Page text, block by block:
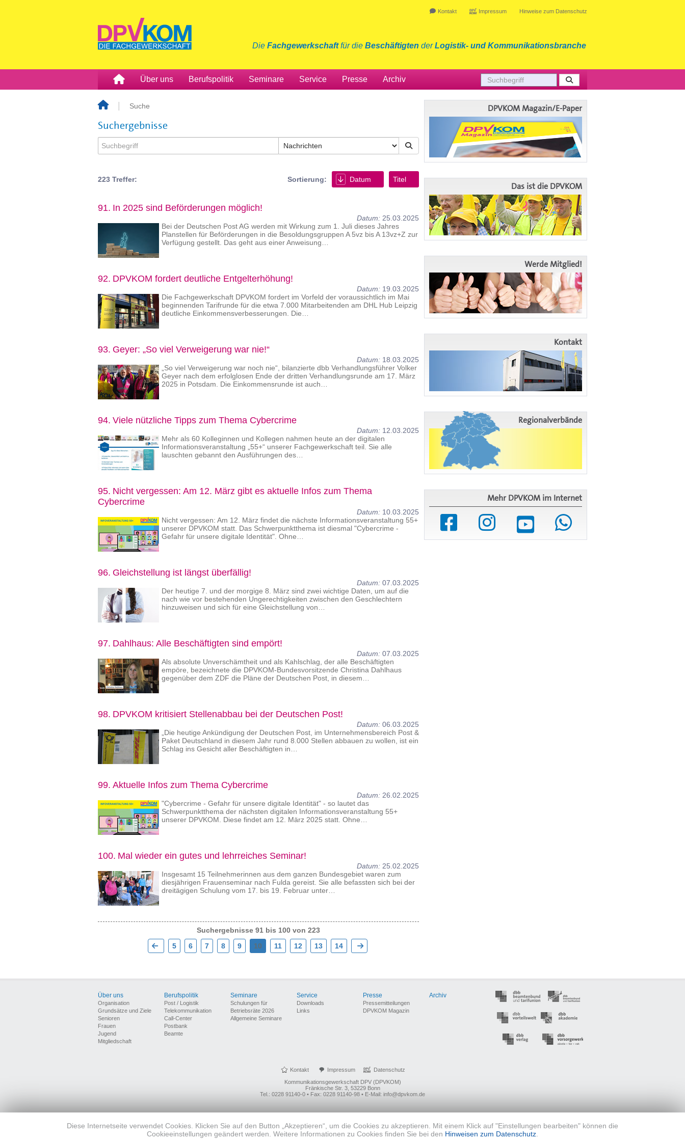
Kontakt Impressum Hinweise zum Datenschutz
Die Fachgewerkschaftfür die Beschäftigten derLogistik- und Kommunikationsbranche
Über uns Berufspolitik Seminare Service Presse Archiv
Suche
Suchergebnisse
223 Treffer: Sortierung: Datum Titel
91. In 2025 sind Beförderungen möglich!
Datum: 25.03.2025
Bei der Deutschen Post AG werden mit Wirkung zum 1. Juli dieses Jahres
Planstellen für Beförderungen in die Besoldungsgruppen A 5vz bis A 13vz+Z zur
Verfügung gestellt. Das geht aus einer Anweisung…
92. DPVKOM fordert deutliche Entgelterhöhung!
Datum: 19.03.2025
Die Fachgewerkschaft DPVKOM fordert im Vorfeld der voraussichtlich im Mai
beginnenden Tarifrunde für die etwa 7.000 Mitarbeitenden am DHL Hub Leipzig
deutliche Einkommensverbesserungen. Die…
93. Geyer: „So viel Verweigerung war nie!“
Datum: 18.03.2025
„So viel Verweigerung war noch nie“, bilanzierte dbb Verhandlungsführer Volker
Geyer nach dem erfolglosen Ende der dritten Verhandlungsrunde am 17. März
2025 in Potsdam. Die Einkommensrunde ist auch…
94. Viele nützliche Tipps zum Thema Cybercrime
Datum: 12.03.2025
Mehr als 60 Kolleginnen und Kollegen nahmen heute an der digitalen
Informationsveranstaltung „55+“ unserer Fachgewerkschaft teil. Sie alle
lauschten gebannt den Ausführungen des…
95. Nicht vergessen: Am 12. März gibt es aktuelle Infos zum Thema
Cybercrime
Datum: 10.03.2025
Nicht vergessen: Am 12. März findet die nächste Informationsveranstaltung 55+
unserer DPVKOM statt. Das Schwerpunktthema ist diesmal "Cybercrime -
Gefahr für unsere digitale Identität". Ohne…
96. Gleichstellung ist längst überfällig!
Datum: 07.03.2025
Der heutige 7. und der morgige 8. März sind zwei wichtige Daten, um auf die
nach wie vor bestehenden Ungerechtigkeiten zwischen den Geschlechtern
hinzuweisen und sich für eine Gleichstellung von…
97. Dahlhaus: Alle Beschäftigten sind empört!
Datum: 07.03.2025
Als absolute Unverschämtheit und als Kahlschlag, der alle Beschäftigten
empöre, bezeichnete die DPVKOM-Bundesvorsitzende Christina Dahlhaus
gegenüber dem ZDF die Pläne der Deutschen Post, in diesem…
98. DPVKOM kritisiert Stellenabbau bei der Deutschen Post!
Datum: 06.03.2025
„Die heutige Ankündigung der Deutschen Post, im Unternehmensbereich Post &
Paket Deutschland in diesem Jahr rund 8.000 Stellen abbauen zu wollen, ist ein
Schlag ins Gesicht aller Beschäftigten in…
99. Aktuelle Infos zum Thema Cybercrime
Datum: 26.02.2025
"Cybercrime - Gefahr für unsere digitale Identität" - so lautet das
Schwerpunktthema der nächsten digitalen Informationsveranstaltung 55+
unserer DPVKOM. Diese findet am 12. März 2025 statt. Ohne…
100. Mal wieder ein gutes und lehrreiches Seminar!
Datum: 25.02.2025
Insgesamt 15 Teilnehmerinnen aus dem ganzen Bundesgebiet waren zum
diesjährigen Frauenseminar nach Fulda gereist. Sie alle befassten sich bei der
dreitägigen Schulung vom 17. bis 19. Februar unter…
Suchergebnisse 91 bis 100 von 223
5
6 7 8 9 10 11 12 13 14
DPVKOM Magazin/E-Paper
Das ist die DPVKOM
Werde Mitglied!
Kontakt
Regionalverbände
Mehr DPVKOM im Internet
Über uns
Organisation
Grundsätze und Ziele
Senioren
Frauen
Jugend
Mitgliedschaft
Berufspolitik
Post / Logistik
Telekommunikation
Call-Center
Postbank
Beamte
Seminare
Schulungen für
Betriebsräte 2026
Allgemeine Seminare
Service
Downloads
Links
Presse
Pressemitteilungen
DPVKOM Magazin
Archiv
Kontakt Impressum
Datenschutz
Kommunikationsgewerkschaft DPV (DPVKOM)
Fränkische Str. 3, 53229 Bonn
Tel.: 0228 91140-0 • Fax: 0228 91140-98 • E-Mail: info@dpvkom.de
Diese Internetseite verwendet Cookies. Klicken Sie auf den Button „Akzeptieren“, um die Cookies zu akzeptieren. Mit einem Klick auf "Einstellungen bearbeiten" können die
Cookieeinstellungen geändert werden. Weitere Informationen zu Cookies finden Sie bei den Hinweisen zum Datenschutz